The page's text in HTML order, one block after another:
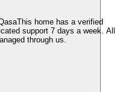
This home has a verified
support 7 days a week. All
through us.